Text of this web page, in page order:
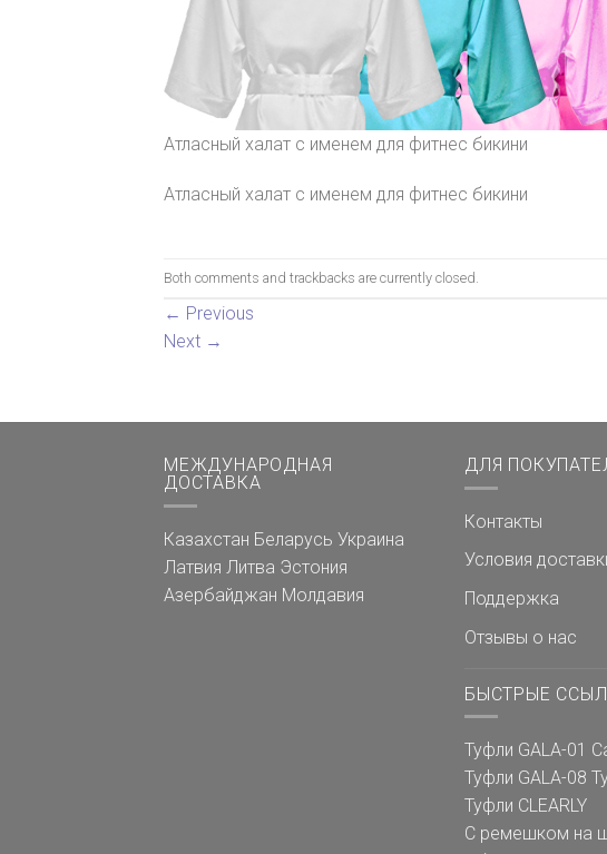
Атласный халат с именем для фитнес бикини
Атласный халат с именем для фитнес бикини
Both comments and trackbacks are currently closed.
← Previous
Next →
МЕЖДУНАРОДНАЯ
ДОСТАВКА
Казахстан Беларусь Украина
Латвия Литва Эстония
Азербайджан Молдавия
ДЛЯ
Контакты
Условия
Поддержка
Отзывы о нас
БЫСТРЫЕ
Туфли GALA-01
Туфли GALA-08
Туфли CLEARLY
С ремешком на